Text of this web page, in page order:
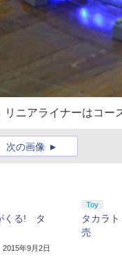
ニアライナーはコー
次の画像
くる! タ
2015年9月2日
Toy
タカラ
売